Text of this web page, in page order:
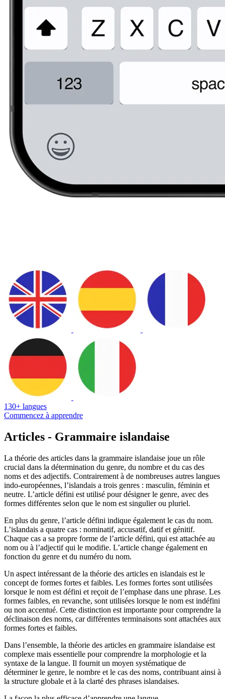
130+ langues
Commencez à apprendre
Articles - Grammaire islandaise
La théorie des articles dans la grammaire islandaise joue un rôle
crucial dans la détermination du genre, du nombre et du cas des
noms et des adjectifs. Contrairement à de nombreuses autres langues
indo-européennes, l’islandais a trois genres : masculin, féminin et
neutre. L’article défini est utilisé pour désigner le genre, avec des
formes différentes selon que le nom est singulier ou pluriel.
En plus du genre, l’article défini indique également le cas du nom.
L’islandais a quatre cas : nominatif, accusatif, datif et génitif.
Chaque cas a sa propre forme de l’article défini, qui est attachée au
nom ou à l’adjectif qui le modifie. L’article change également en
fonction du genre et du numéro du nom.
Un aspect intéressant de la théorie des articles en islandais est le
concept de formes fortes et faibles. Les formes fortes sont utilisées
lorsque le nom est défini et reçoit de l’emphase dans une phrase. Les
formes faibles, en revanche, sont utilisées lorsque le nom est indéfini
ou non accentué. Cette distinction est importante pour comprendre la
déclinaison des noms, car différentes terminaisons sont attachées aux
formes fortes et faibles.
Dans l’ensemble, la théorie des articles en grammaire islandaise est
complexe mais essentielle pour comprendre la morphologie et la
syntaxe de la langue. Il fournit un moyen systématique de
déterminer le genre, le nombre et le cas des noms, contribuant ainsi à
la structure globale et à la clarté des phrases islandaises.